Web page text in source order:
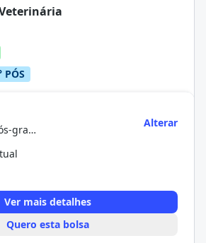
PÓS
Especialização (pós-graduação)
Alterar
Ver mais detalhes
Quero esta bolsa